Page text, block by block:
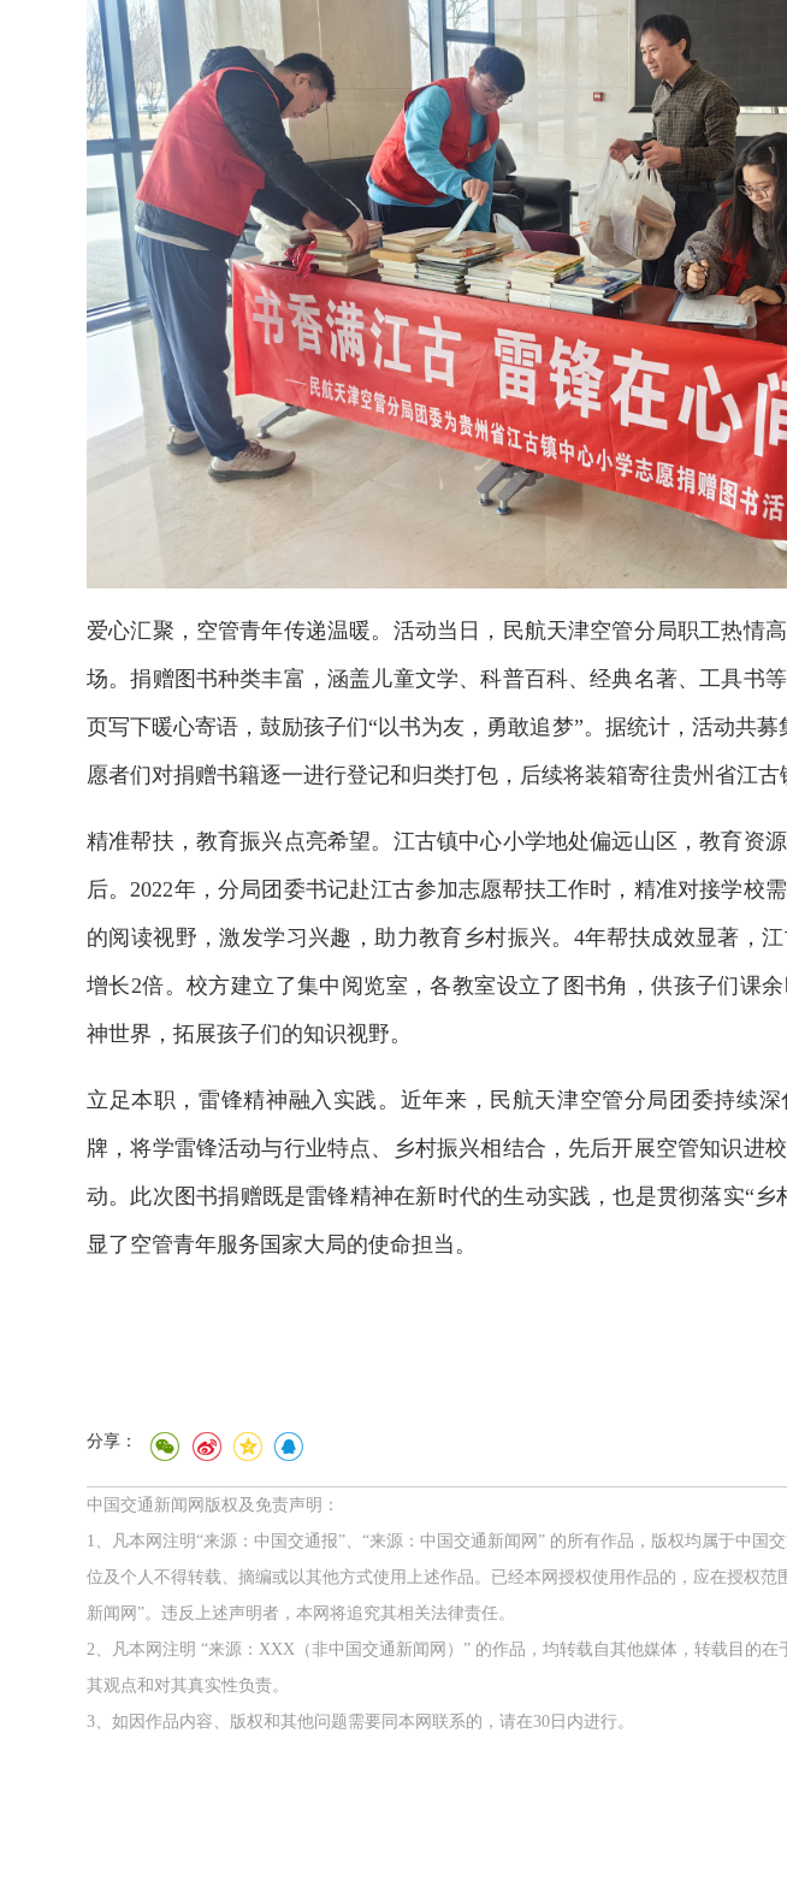
爱心汇聚，空管青年传递温暖。活动当日，民航天津空管分局职工热情
场。捐赠图书种类丰富，涵盖儿童文学、科普百科、经典名著、工具书
页写下暖心寄语，鼓励孩子们“以书为友，勇敢追梦”。据统计，活动共
愿者们对捐赠书籍逐一进行登记和归类打包，后续将装箱寄往贵州省江古
精准帮扶，教育振兴点亮希望。江古镇中心小学地处偏远山区，教育资
后。2022年，分局团委书记赴江古参加志愿帮扶工作时，精准对接学校
的阅读视野，激发学习兴趣，助力教育乡村振兴。4年帮扶成效显著，
增长2倍。校方建立了集中阅览室，各教室设立了图书角，供孩子们课
神世界，拓展孩子们的知识视野。
立足本职，雷锋精神融入实践。近年来，民航天津空管分局团委持续
牌，将学雷锋活动与行业特点、乡村振兴相结合，先后开展空管知识进
动。此次图书捐赠既是雷锋精神在新时代的生动实践，也是贯彻落实“乡
显了空管青年服务国家大局的使命担当。
分享：
中国交通新闻网版权及免责声明：
1、凡本网注明“来源：中国交通报”、“来源：中国交通新闻网” 的所有作品，版权均属于中国
位及个人不得转载、摘编或以其他方式使用上述作品。已经本网授权使用作品的，应在授权范
新闻网”。违反上述声明者，本网将追究其相关法律责任。
2、凡本网注明 “来源：XXX（非中国交通新闻网）” 的作品，均转载自其他媒体，转载目的在
其观点和对其真实性负责。
3、如因作品内容、版权和其他问题需要同本网联系的，请在30日内进行。
欢迎试用！中交报智能审校系统上线